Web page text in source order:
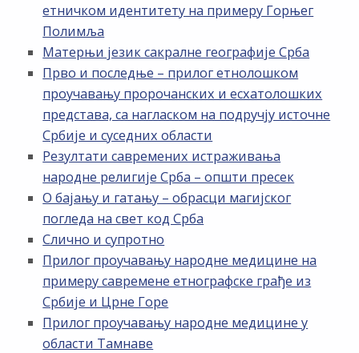
етничком идентитету на примеру Горњег
Полимља
Матерњи језик сакралне географије Срба
Прво и последње – прилог етнолошком
проучавању пророчанских и есхатолошких
представа, са нагласком на подручју источне
Србије и суседних области
Резултати савремених истраживања
народне религије Срба – општи пресек
О бајању и гатању – обрасци магијског
погледа на свет код Срба
Слично и супротно
Прилог проучавању народне медицине на
примеру савремене етнографске грађе из
Србије и Црне Горе
Прилог проучавању народне медицине у
области Тамнаве